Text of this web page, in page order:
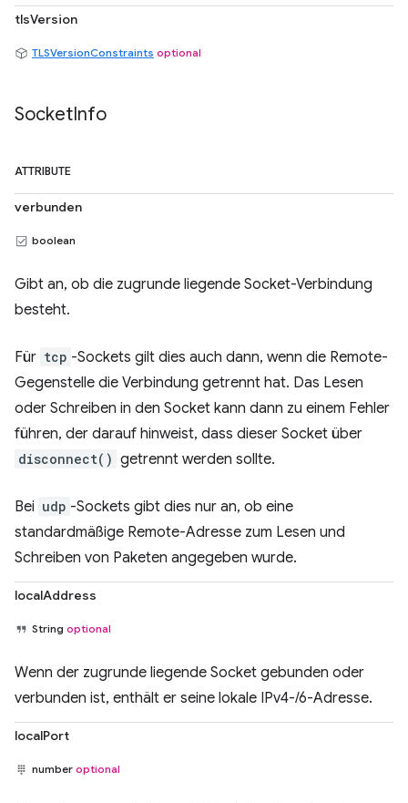
tlsVersion
TLSVersionConstraints optional
SocketInfo
ATTRIBUTE
verbunden
boolean
Gibt an, ob die zugrunde liegende Socket-Verbindung
besteht.
Für tcp -Sockets gilt dies auch dann, wenn die Remote-
Gegenstelle die Verbindung getrennt hat. Das Lesen
oder Schreiben in den Socket kann dann zu einem Fehler
führen, der darauf hinweist, dass dieser Socket über
disconnect() getrennt werden sollte.
Bei udp -Sockets gibt dies nur an, ob eine
standardmäßige Remote-Adresse zum Lesen und
Schreiben von Paketen angegeben wurde.
localAddress
String optional
Wenn der zugrunde liegende Socket gebunden oder
verbunden ist, enthält er seine lokale IPv4-/6-Adresse.
localPort
number optional